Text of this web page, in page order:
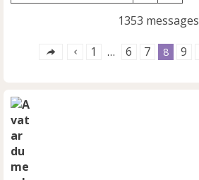
1353 messages
1 … 6 7 8 9